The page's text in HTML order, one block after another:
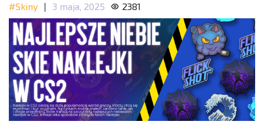
#Skiny | 3 maja, 2025 2381